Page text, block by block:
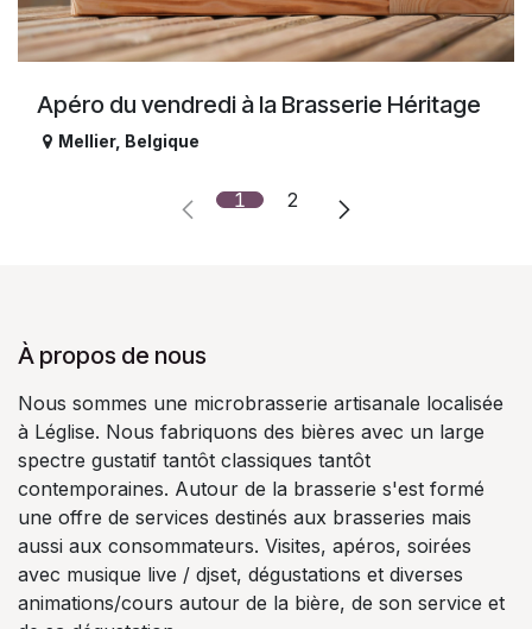
Apéro du vendredi à la Brasserie Héritage
Mellier, Belgique
1 2
À propos de nous
Nous sommes une microbrasserie artisanale localisée
à Léglise. Nous fabriquons des bières avec un large
spectre gustatif tantôt classiques tantôt
contemporaines. Autour de la brasserie s'est formé
une offre de services destinés aux brasseries mais
aussi aux consommateurs. Visites, apéros, soirées
avec musique live / djset, dégustations et diverses
animations/cours autour de la bière, de son service et